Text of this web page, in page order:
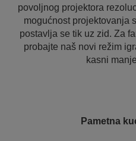
povoljnog projektora
mogućnost projektovanja
postavlja se tik uz zid. Za
probajte naš novi režim
kasni
Pametna